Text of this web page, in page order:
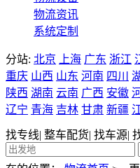
找专线| 整车配货| 找车源|
物流资讯
系统定制
分站: 北京 上海 广东 浙江
重庆 山西 山东 河南 四川
陕西 湖南 云南 广西 安徽
辽宁 青海 吉林 甘肃 新疆